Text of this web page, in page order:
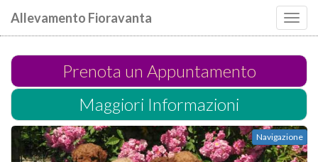
Allevamento Fioravanta
Prenota un Appuntamento
Maggiori Informazioni
Navigazione